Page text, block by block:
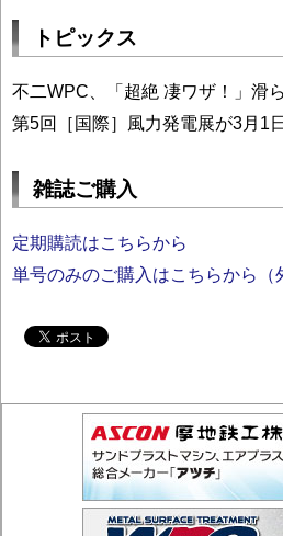
トピックス
不二WPC、「超絶 凄ワザ！」滑
第5回［国際］風力発電展が3月1
雑誌ご購入
定期購読はこちらから
単号のみのご購入はこちらから（